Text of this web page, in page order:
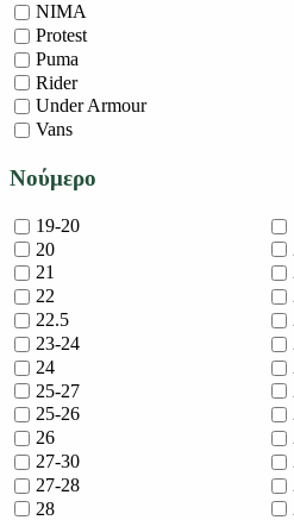
NIMA
Protest
Puma
Rider
Under Armour
Vans
Νούμερο
19-20
20
21
22
22.5
23-24
24
25-27
25-26
26
27-30
27-28
28